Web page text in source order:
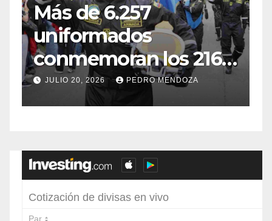
Más de 6.257
uniformados
conmemoran los 216
años de
Independencia en el
JULIO 20, 2026 PEDRO MENDOZA